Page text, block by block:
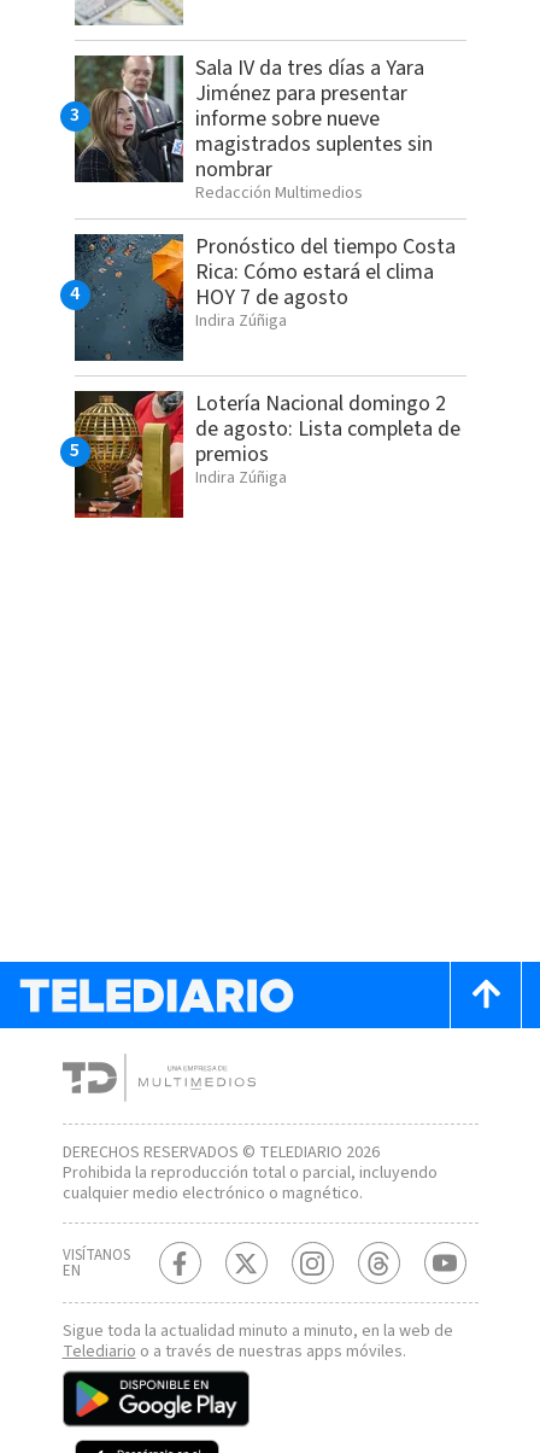
Sala IV da tres días a Yara
Jiménez para presentar
informe sobre nueve
magistrados suplentes sin
nombrar
Redacción Multimedios
Pronóstico del tiempo Costa
Rica: Cómo estará el clima
HOY 7 de agosto
Indira Zúñiga
Lotería Nacional domingo 2
de agosto: Lista completa de
premios
Indira Zúñiga
DERECHOS RESERVADOS © TELEDIARIO 2026
Prohibida la reproducción total o parcial, incluyendo
cualquier medio electrónico o magnético.
VISÍTANOS
EN
Sigue toda la actualidad minuto a minuto, en la web de
Telediarioo a través de nuestras apps móviles.